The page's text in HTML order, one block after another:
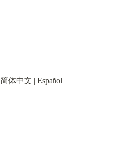
简体中文 | Español